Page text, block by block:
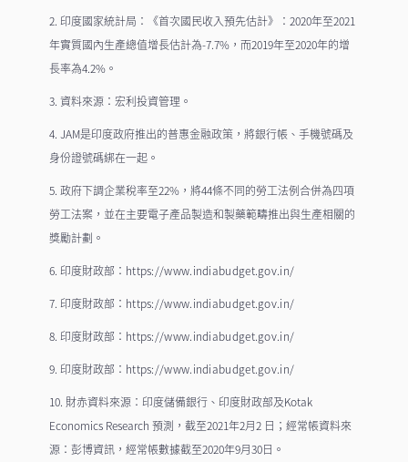
2. 印度國家統計局：《首次國民收入預先估計》：2020年至2021
年實質國內生產總值增長估計為-7.7%，而2019年至2020年的增
長率為4.2%。
3. 資料來源：宏利投資管理。
4. JAM是印度政府推出的普惠金融政策，將銀行帳、手機號碼及
身份證號碼綁在一起。
5. 政府下調企業稅率至22%，將44條不同的勞工法例合併為四項
勞工法案，並在主要電子產品製造和製藥範疇推出與生產相關的
獎勵計劃。
6. 印度財政部： https://www.indiabudget.gov.in/
7. 印度財政部： https://www.indiabudget.gov.in/
8. 印度財政部： https://www.indiabudget.gov.in/
9. 印度財政部： https://www.indiabudget.gov.in/
10. 財赤資料來源：印度儲備銀行、印度財政部及Kotak
Economics Research 預測，截至2021年2月2 日；經常帳資料來
源：彭博資訊，經常帳數據截至2020年9月30日。